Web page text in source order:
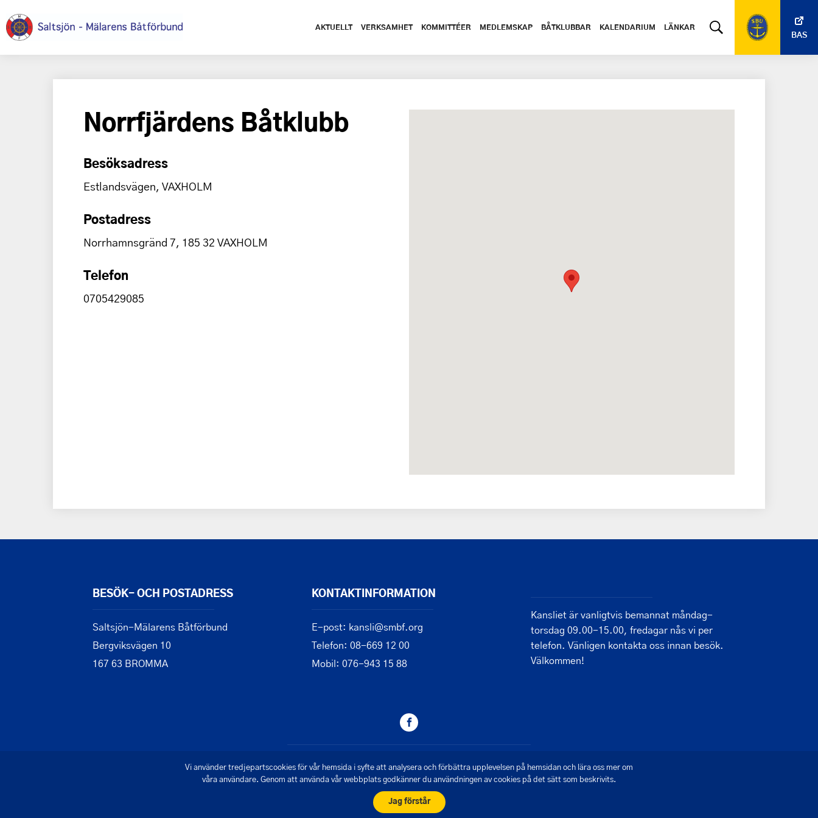
AKTUELLT VERKSAMHET KOMMITTÉER MEDLEMSKAP BÅTKLUBBAR KALENDARIUM LÄNKAR
BAS
Norrfjärdens Båtklubb
Besöksadress
Estlandsvägen, VAXHOLM
Postadress
Norrhamnsgränd 7, 185 32 VAXHOLM
Telefon
0705429085
BESÖK- OCH POSTADRESS
Saltsjön-Mälarens Båtförbund
Bergviksvägen 10
167 63 BROMMA
KONTAKTINFORMATION
E-post: kansli@smbf.org
Telefon: 08-669 12 00
Mobil: 076-943 15 88
Kansliet är vanligtvis bemannat måndag-
torsdag 09.00-15.00, fredagar nås vi per
telefon. Vänligen kontakta oss innan besök.
Välkommen!
© 2026 - Saltsjön Mälarens Båtförbund
Skapad av Pigment webbyrå
Vi använder tredjepartscookies för vår hemsida i syfte att analysera och förbättra upplevelsen på hemsidan och lära oss mer om
våra användare. Genom att använda vår webbplats godkänner du användningen av cookies på det sätt som beskrivits.
Jag förstår